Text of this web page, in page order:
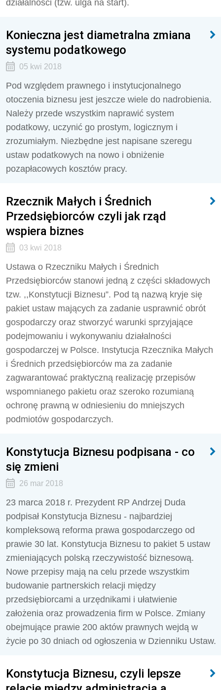
działalności (tzw. ulga na start).
Konieczna jest diametralna zmiana
systemu podatkowego
05 kwi 2018
Pod względem prawnego i instytucjonalnego
otoczenia biznesu jest jeszcze wiele do nadrobienia.
Należy przede wszystkim naprawić system
podatkowy, uczynić go prostym, logicznym i
zrozumiałym. Niezbędne jest napisane szeregu
ustaw podatkowych na nowo i obniżenie
pozapłacowych kosztów pracy.
Rzecznik Małych i Średnich
Przedsiębiorców czyli jak rząd
wspiera biznes
03 kwi 2018
Ustawa o Rzeczniku Małych i Średnich
Przedsiębiorców stanowi jedną z części składowych
tzw. ,,Konstytucji Biznesu”. Pod tą nazwą kryje się
pakiet ustaw mających za zadanie usprawnić obrót
gospodarczy oraz stworzyć warunki sprzyjające
podejmowaniu i wykonywaniu działalności
gospodarczej w Polsce. Instytucja Rzecznika Małych
i Średnich przedsiębiorców ma za zadanie
zagwarantować praktyczną realizację przepisów
wspomnianego pakietu oraz szeroko rozumianą
ochronę prawną w odniesieniu do mniejszych
podmiotów gospodarczych.
Konstytucja Biznesu podpisana - co
się zmieni
26 mar 2018
23 marca 2018 r. Prezydent RP Andrzej Duda
podpisał Konstytucja Biznesu - najbardziej
kompleksową reforma prawa gospodarczego od
prawie 30 lat. Konstytucja Biznesu to pakiet 5 ustaw
zmieniających polską rzeczywistość biznesową.
Nowe przepisy mają na celu przede wszystkim
budowanie partnerskich relacji między
przedsiębiorcami a urzędnikami i ułatwienie
założenia oraz prowadzenia firm w Polsce. Zmiany
obejmujące prawie 200 aktów prawnych wejdą w
życie po 30 dniach od ogłoszenia w Dzienniku Ustaw.
Konstytucja Biznesu, czyli lepsze